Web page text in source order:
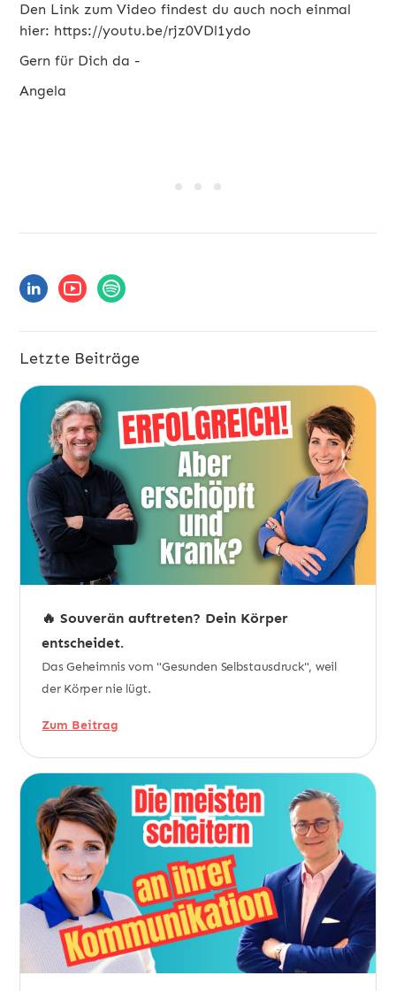
Den Link zum Video findest du auch noch einmal
hier: https://youtu.be/rjz0VDl1ydo
Gern für Dich da -
Angela
Letzte Beiträge
🔥 Souverän auftreten? Dein Körper
entscheidet.
Das Geheimnis vom "Gesunden Selbstausdruck", weil
der Körper nie lügt.
Zum Beitrag